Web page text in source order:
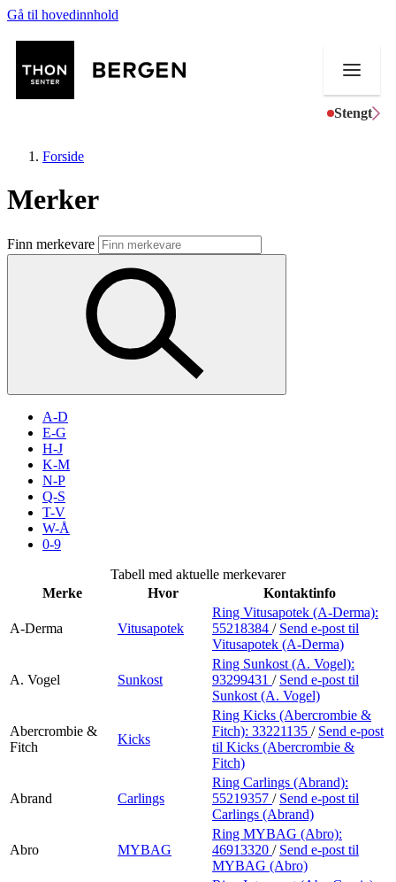
Gå til hovedinnhold
Stengt
Butikker
Mat og drikke
Aktiviteter
Inspirasjon
Søk
Praktisk informasjon
Ledige stillinger
Finn frem
Forside
Merker
Finn merkevare
A-D
E-G
H-J
K-M
N-P
Q-S
T-V
W-Å
0-9
Tabell med aktuelle merkevarer
Merke
Hvor Kontaktinfo
A-Derma Vitusapotek
Ring Vitusapotek (A-Derma):
55218384 / Send e-post til
Vitusapotek (A-Derma)
A. Vogel Sunkost
Ring Sunkost (A. Vogel):
93299431 / Send e-post til
Sunkost (A. Vogel)
Abercrombie &
Fitch
Kicks
Ring Kicks (Abercrombie &
Fitch): 33221135 / Send e-post
til Kicks (Abercrombie &
Fitch)
Abrand Carlings
Ring Carlings (Abrand):
55219357 / Send e-post til
Carlings (Abrand)
Abro MYBAG
Ring MYBAG (Abro):
46913320 / Send e-post til
MYBAG (Abro)